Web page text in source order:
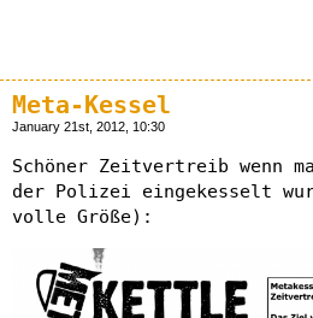
Meta-Kessel
January 21st, 2012, 10:30
Schöner Zeitvertreib wenn
der Polizei eingekesselt
volle Größe):